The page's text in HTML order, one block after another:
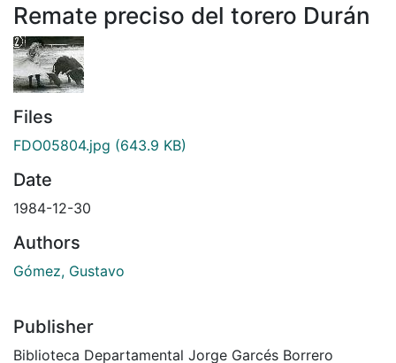
Remate preciso del torero Durán
Files
FDO05804.jpg (643.9 KB)
Date
1984-12-30
Authors
Gómez, Gustavo
Publisher
Biblioteca Departamental Jorge Garcés Borrero